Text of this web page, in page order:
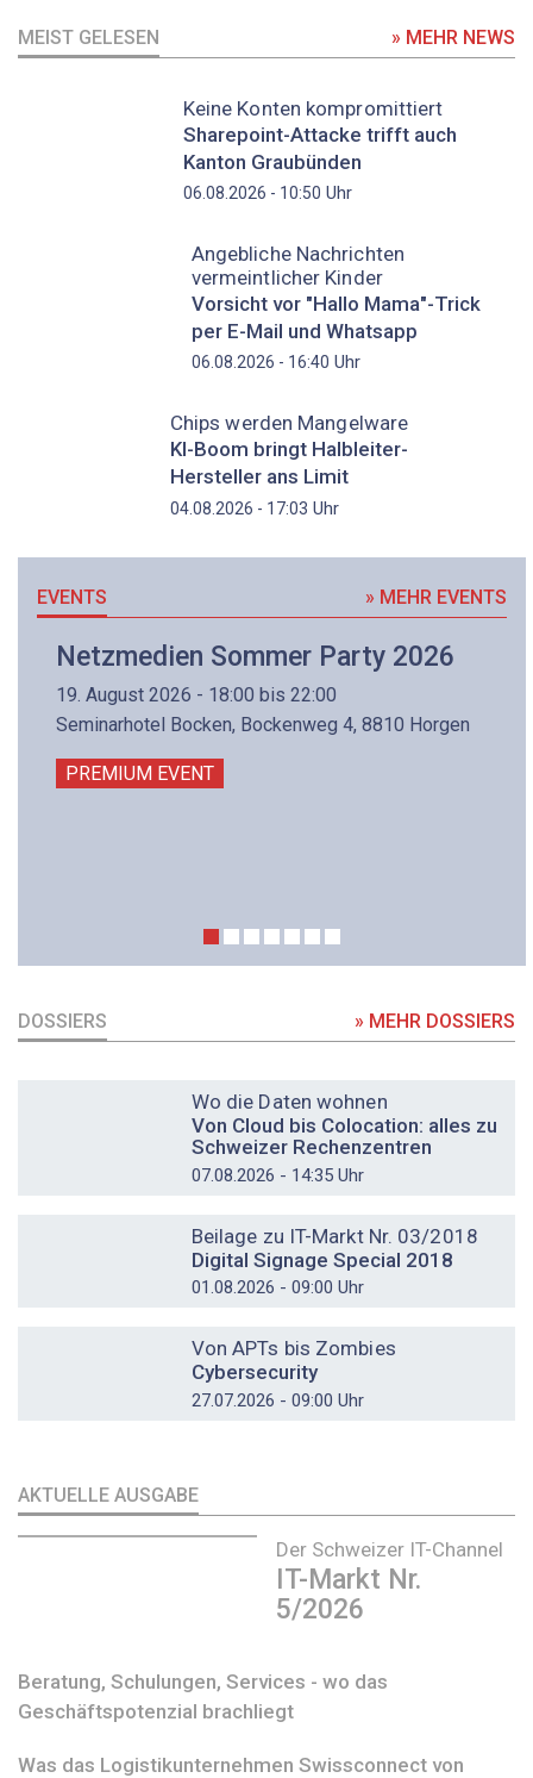
MEIST GELESEN » MEHR NEWS
Keine Konten kompromittiert
Sharepoint-Attacke trifft auch
Kanton Graubünden
06.08.2026 - 10:50 Uhr
Angebliche Nachrichten
vermeintlicher Kinder
Vorsicht vor "Hallo Mama"-Trick
per E-Mail und Whatsapp
06.08.2026 - 16:40 Uhr
Chips werden Mangelware
KI-Boom bringt Halbleiter-
Hersteller ans Limit
04.08.2026 - 17:03 Uhr
EVENTS » MEHR EVENTS
Netzmedien Sommer Party 2026
19. August 2026 - 18:00 bis 22:00
Seminarhotel Bocken, Bockenweg 4, 8810 Horgen
PREMIUM EVENT
DOSSIERS » MEHR DOSSIERS
Wo die Daten wohnen
Von Cloud bis Colocation: alles zu
Schweizer Rechenzentren
07.08.2026 - 14:35 Uhr
Beilage zu IT-Markt Nr. 03/2018
Digital Signage Special 2018
01.08.2026 - 09:00 Uhr
Von APTs bis Zombies
Cybersecurity
27.07.2026 - 09:00 Uhr
AKTUELLE AUSGABE
Der Schweizer IT-Channel
IT-Markt Nr.
5/2026
Beratung, Schulungen, Services - wo das
Geschäftspotenzial brachliegt
Was das Logistikunternehmen Swissconnect von